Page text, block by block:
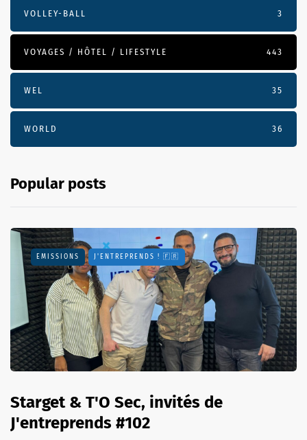
VOLLEY-BALL 3
VOYAGES / HÔTEL / LIFESTYLE 443
WEL 35
WORLD 36
Popular posts
EMISSIONS J'ENTREPRENDS ! 🇫🇷
Starget & T'O Sec, invités de
J'entreprends #102